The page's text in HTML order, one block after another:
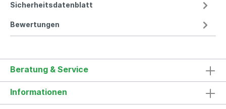
Sicherheitsdatenblatt
Bewertungen
Beratung & Service
Informationen